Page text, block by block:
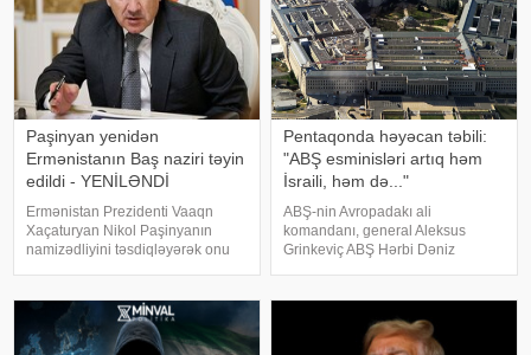
Paşinyan yenidən
Ermənistanın Baş naziri təyin
edildi - YENİLƏNDİ
Ermənistan Prezidenti Vaaqn
Xaçaturyan Nikol Paşinyanın
namizədliyini təsdiqləyərək onu
Ermənistan Prezidentinin rəsmi
saytında dərc olunan fərmanda
bildirilib. Sənədd
Pentaqonda həyəcan təbili:
"ABŞ esminisləri artıq həm
İsraili, həm də..."
ABŞ-nin Avropadakı ali
komandanı, general Aleksus
Grinkeviç ABŞ Hərbi Dəniz
KONKRET.azxəbər verir ki, onun
sözlərinə görə, mövcud resursla